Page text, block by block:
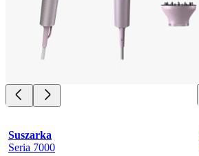
Suszarka
Seria 7000